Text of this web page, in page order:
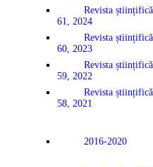
Revista
61, 2024
Revista
60, 2023
Revista
59, 2022
Revista
58, 2021
2016-2020